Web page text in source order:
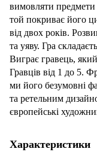
вимовляти предмети
той покриває його
від двох років.
та уяву. Гра
Виграє гравець,
Гравців від 1 до 5.
ми його безумовні
та ретельним
європейські
Характеристики